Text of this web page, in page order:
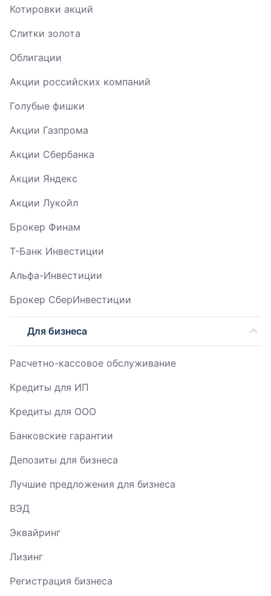
Котировки акций
Слитки золота
Облигации
Акции российских компаний
Голубые фишки
Акции Газпрома
Акции Сбербанка
Акции Яндекс
Акции Лукойл
Брокер Финам
Т-Банк Инвестиции
Альфа-Инвестиции
Брокер СберИнвестиции
Для бизнеса
Расчетно-кассовое обслуживание
Кредиты для ИП
Кредиты для ООО
Банковские гарантии
Депозиты для бизнеса
Лучшие предложения для бизнеса
ВЭД
Эквайринг
Лизинг
Регистрация бизнеса